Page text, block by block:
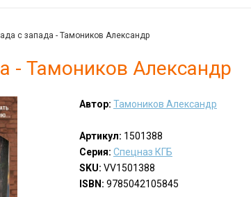
с запада - Тамоников Александр
- Тамоников Александр
Автор: Тамоников Александр
Артикул: 1501388
Серия: Спецназ КГБ
SKU: VV1501388
ISBN: 9785042105845